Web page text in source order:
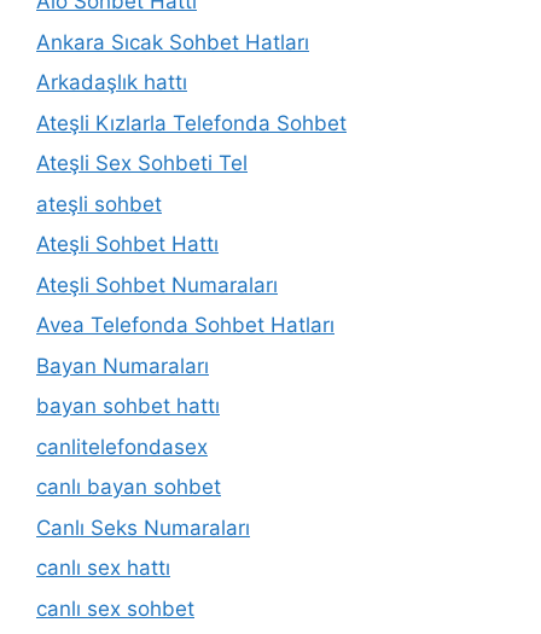
Ankara Sıcak Sohbet Hatları
Arkadaşlık hattı
Ateşli Kızlarla Telefonda Sohbet
Ateşli Sex Sohbeti Tel
ateşli sohbet
Ateşli Sohbet Hattı
Ateşli Sohbet Numaraları
Avea Telefonda Sohbet Hatları
Bayan Numaraları
bayan sohbet hattı
canlitelefondasex
canlı bayan sohbet
Canlı Seks Numaraları
canlı sex hattı
canlı sex sohbet